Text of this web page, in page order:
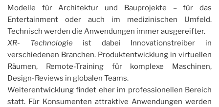
Modelle für Architektur und Bauprojekte – für das
Entertainment oder auch im medizinischen Umfeld.
Technisch werden die Anwendungen immer ausgereifter.
XR- Technologieist dabei Innovationstreiber in
verschiedenen Branchen. Produktentwicklung in virtuellen
Räumen, Remote-Training für komplexe Maschinen,
Design-Reviews in globalen Teams.
Weiterentwicklung findet eher im professionellen Bereich
statt. Für Konsumenten attraktive Anwendungen werden